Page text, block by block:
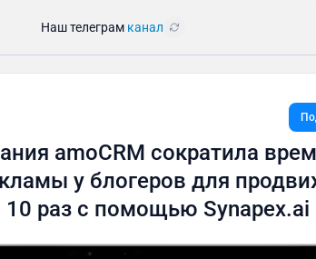
Наш телеграм канал
amoCRM сократила
у блогеров для
10 раз с помощью Synapex.ai